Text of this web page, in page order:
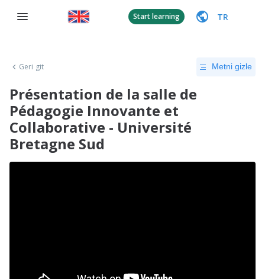
Start learning TR
Geri git Metni gizle
Présentation de la salle de
Pédagogie Innovante et
Collaborative - Université
Bretagne Sud